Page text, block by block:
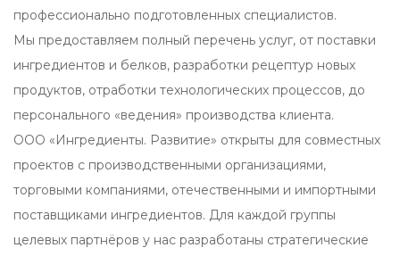
профессионально подготовленных специалистов.
Мы предоставляем полный перечень услуг, от поставки
ингредиентов и белков, разработки рецептур новых
продуктов, отработки технологических процессов, до
персонального «ведения» производства клиента.
ООО «Ингредиенты. Развитие» открыты для совместных
проектов с производственными организациями,
торговыми компаниями, отечественными и импортными
поставщиками ингредиентов. Для каждой группы
целевых партнёров у нас разработаны стратегические